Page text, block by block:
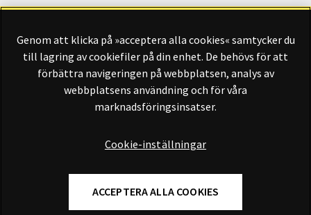
Finansliv ägs av Finansliv Sverige AB, 556784-8741.
Genom att klicka på »acceptera alla cookies« samtycker du
till lagring av cookiefiler på din enhet. De behövs för att
förbättra navigeringen på webbplatsen, analys av
webbplatsens användning och för våra
marknadsföringsinsatser.
Cookie-inställningar
ACCEPTERA ALLA COOKIES